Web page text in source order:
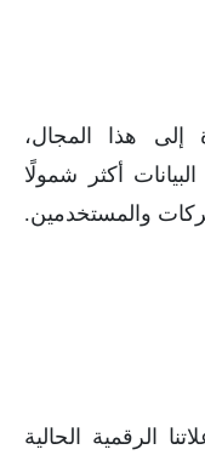
هذا المجال،
أكثر شمولًا
والمستخدمين.
الرقمية الحالية